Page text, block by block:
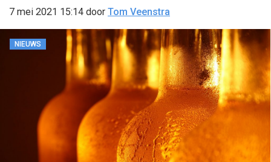
7 mei 2021 15:14 door Tom Veenstra
NIEUWS